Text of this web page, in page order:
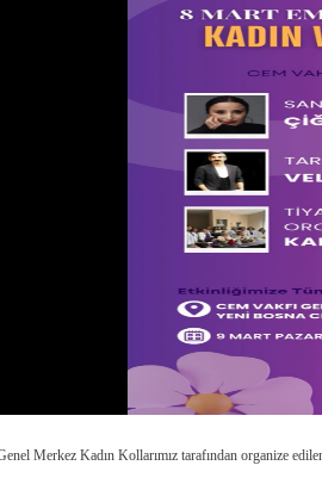
Merkez Kadın Kollarımız tarafından organize